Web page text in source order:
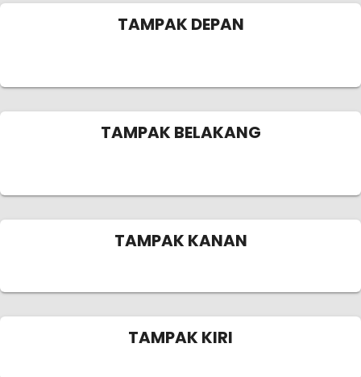
TAMPAK DEPAN
TAMPAK BELAKANG
TAMPAK KANAN
TAMPAK KIRI